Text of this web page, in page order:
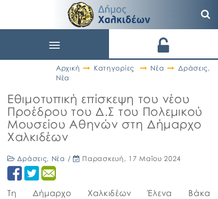
Toggle
Αρχική
Κατηγορίες Νέα Δράσεις,
Νέα
Εθιμοτυπική επίσκεψη του νέου
Προέδρου του Δ.Σ του Πολεμικού
Μουσείου Αθηνών στη Δήμαρχο
Χαλκιδέων
Δράσεις, Νέα / Παρασκευή, 17 Μαΐου 2024
Τη Δήμαρχο Χαλκιδέων Έλενα Βάκα